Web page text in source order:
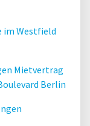
im Westfield
Mietvertrag
Berlin